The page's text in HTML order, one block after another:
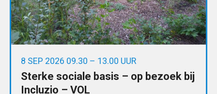
8 SEP 2026 09.30 – 13.00 UUR
Sterke sociale basis – op bezoek bij
Incluzio – VOL